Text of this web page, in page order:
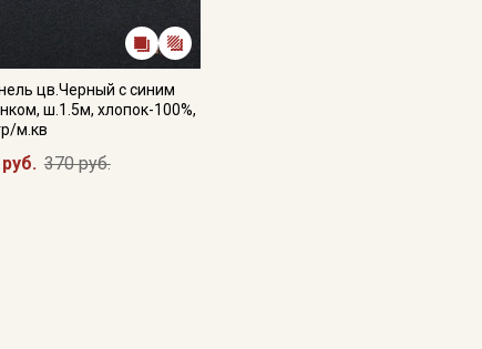
цв.Черный с синим
ш.1.5м, хлопок-100%,
м.кв
370 руб.
и скидки до 30% на узкие
категории тканей